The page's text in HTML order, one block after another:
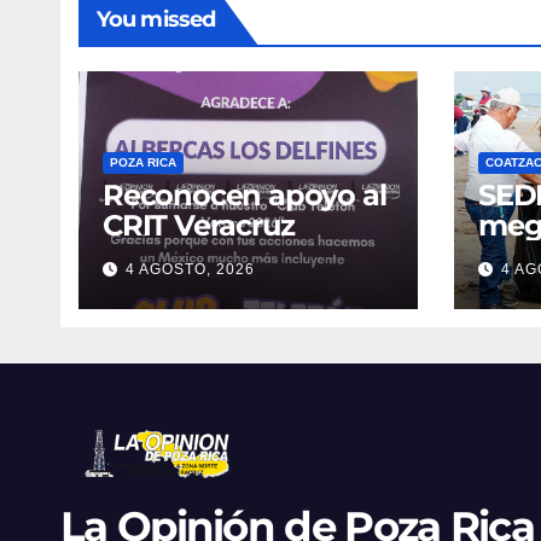
You missed
POZA RICA
Reconocen apoyo al
CRIT Veracruz
4 AGOSTO, 2026 4
La Opinión de Poza Rica